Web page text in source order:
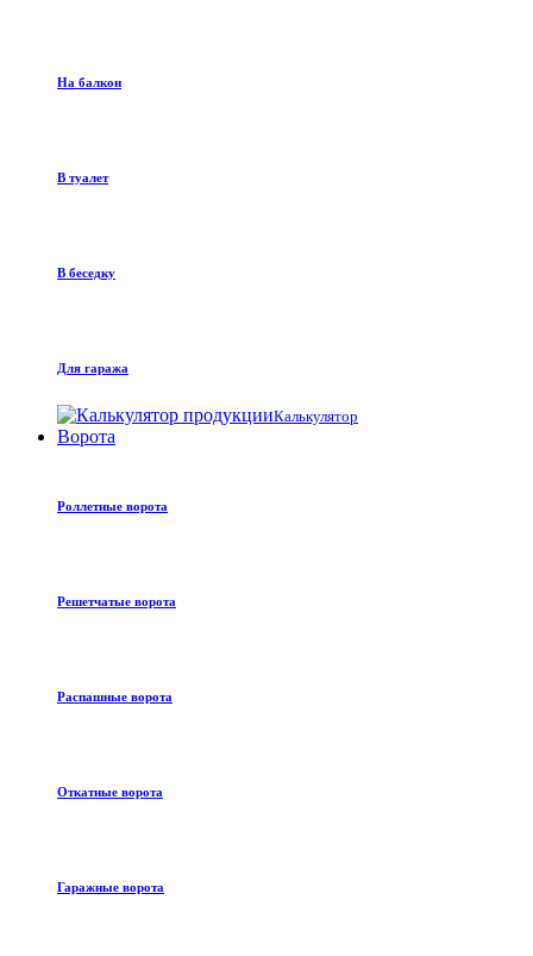
На балкон
В туалет
В беседку
Для гаража
Калькулятор
Ворота
Роллетные ворота
Решетчатые ворота
Распашные ворота
Откатные ворота
Гаражные ворота